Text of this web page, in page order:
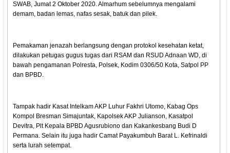
SWAB, Jumat 2 Oktober 2020. Almarhum sebelumnya mengalami
demam, badan lemas, nafas sesak, batuk dan pilek.
Pemakaman jenazah berlangsung dengan protokol kesehatan ketat,
dilakukan petugas gugus tugas dari RSAM dan RSUD Adnaan WD, di
bawah pengamanan Polresta, Polsek, Kodim 0306/50 Kota, Satpol PP
dan BPBD.
Tampak hadir Kasat Intelkam AKP Luhur Fakhri Utomo, Kabag Ops
Kompol Bresman Simajuntak, Kapolsek AKP Julianson, Kasatpol
Devitra, Plt Kepala BPBD Agusrubiono dan Kakankesbang Budi D
Permana. Selain itu juga hadir Camat Payakumbuh Barat L. Kefrinaldi
serta lurah setempat.